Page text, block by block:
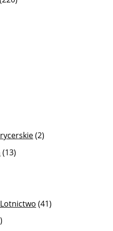
(2)
(13)
(41)